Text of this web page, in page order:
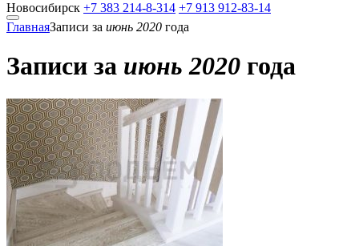
Новосибирск +7 383 214-8-314 +7 913 912-83-14
ГлавнаяЗаписи за июнь 2020 года
Записи за июнь 2020 года